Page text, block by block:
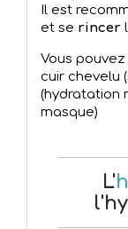
Il est
et se rincer
Vous pouvez
cuir chevelu
(hydratation
masque)
L'